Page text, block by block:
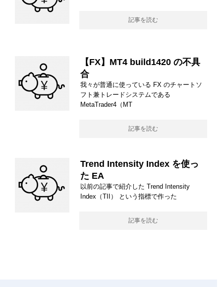
記事を読む
【FX】MT4 build1420 の不具
合
我々が普通に使っている FX のチャートソ
フト兼トレードシステムである
MetaTrader4（MT
記事を読む
Trend Intensity Index を使っ
た EA
以前の記事で紹介した Trend Intensity
Index（TII） という指標で作った
記事を読む